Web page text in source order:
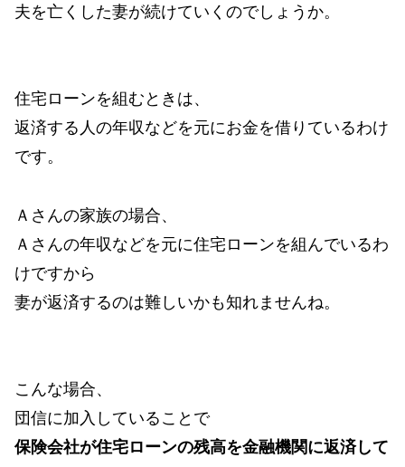
夫を亡くした妻が続けていくのでしょうか。
住宅ローンを組むときは、
返済する人の年収などを元にお金を借りているわけ
です。
Ａさんの家族の場合、
Ａさんの年収などを元に住宅ローンを組んでいるわ
けですから
妻が返済するのは難しいかも知れませんね。
こんな場合、
団信に加入していることで
保険会社が住宅ローンの残高を金融機関に返済して